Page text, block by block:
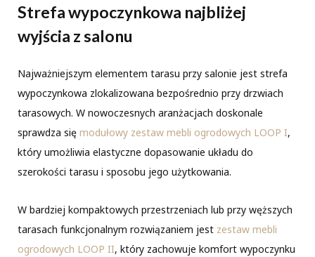
Strefa wypoczynkowa najbliżej
wyjścia z salonu
Najważniejszym elementem tarasu przy salonie jest strefa
wypoczynkowa zlokalizowana bezpośrednio przy drzwiach
tarasowych. W nowoczesnych aranżacjach doskonale
sprawdza się modułowy zestaw mebli ogrodowych LOOP I,
który umożliwia elastyczne dopasowanie układu do
szerokości tarasu i sposobu jego użytkowania.
W bardziej kompaktowych przestrzeniach lub przy węższych
tarasach funkcjonalnym rozwiązaniem jest zestaw mebli
ogrodowych LOOP II, który zachowuje komfort wypoczynku